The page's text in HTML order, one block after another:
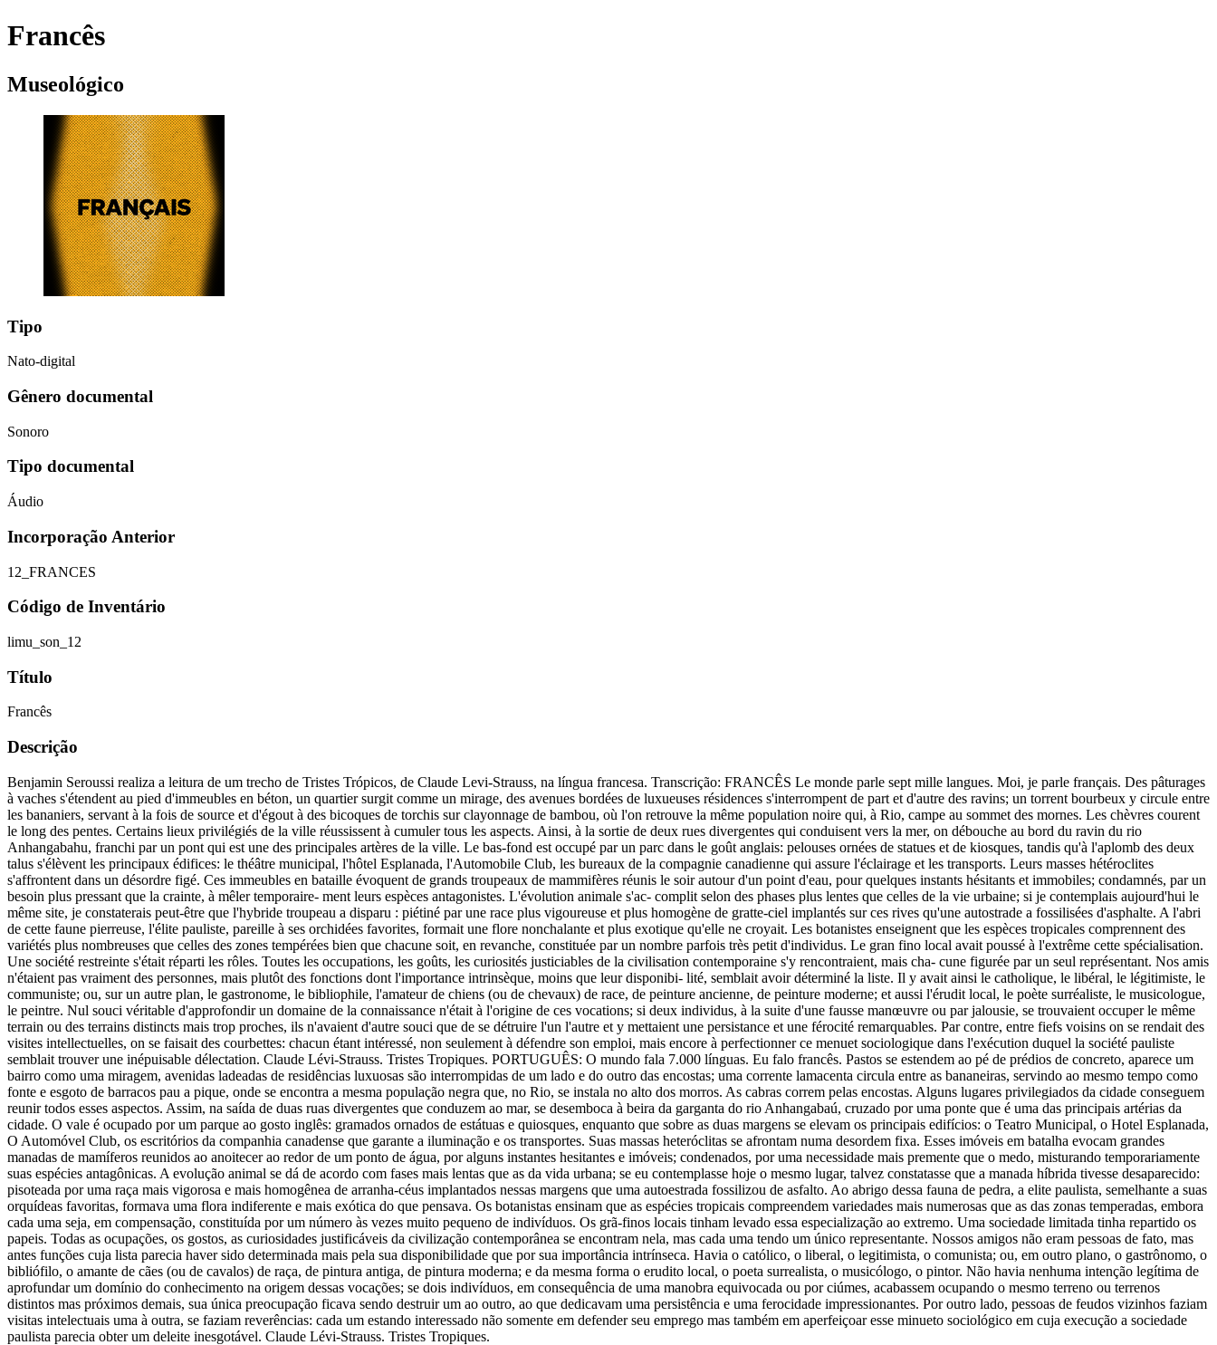
Francês
Museológico
Tipo
Nato-digital
Gênero documental
Sonoro
Tipo documental
Áudio
Incorporação Anterior
12_FRANCES
Código de Inventário
limu_son_12
Título
Francês
Descrição
Benjamin Seroussi realiza a leitura de um trecho de Tristes Trópicos, de Claude Levi-Strauss, na língua francesa. Transcrição: FRANCÊS Le monde parle sept mille langues. Moi, je parle français. Des pâturages
à vaches s'étendent au pied d'immeubles en béton, un quartier surgit comme un mirage, des avenues bordées de luxueuses résidences s'interrompent de part et d'autre des ravins; un torrent bourbeux y circule entre
les bananiers, servant à la fois de source et d'égout à des bicoques de torchis sur clayonnage de bambou, où l'on retrouve la même population noire qui, à Rio, campe au sommet des mornes. Les chèvres courent
le long des pentes. Certains lieux privilégiés de la ville réussissent à cumuler tous les aspects. Ainsi, à la sortie de deux rues divergentes qui conduisent vers la mer, on débouche au bord du ravin du rio
Anhangabahu, franchi par un pont qui est une des principales artères de la ville. Le bas-fond est occupé par un parc dans le goût anglais: pelouses ornées de statues et de kiosques, tandis qu'à l'aplomb des deux
talus s'élèvent les principaux édifices: le théâtre municipal, l'hôtel Esplanada, l'Automobile Club, les bureaux de la compagnie canadienne qui assure l'éclairage et les transports. Leurs masses hétéroclites
s'affrontent dans un désordre figé. Ces immeubles en bataille évoquent de grands troupeaux de mammifères réunis le soir autour d'un point d'eau, pour quelques instants hésitants et immobiles; condamnés, par un
besoin plus pressant que la crainte, à mêler temporaire- ment leurs espèces antagonistes. L'évolution animale s'ac- complit selon des phases plus lentes que celles de la vie urbaine; si je contemplais aujourd'hui le
même site, je constaterais peut-être que l'hybride troupeau a disparu : piétiné par une race plus vigoureuse et plus homogène de gratte-ciel implantés sur ces rives qu'une autostrade a fossilisées d'asphalte. A l'abri
de cette faune pierreuse, l'élite pauliste, pareille à ses orchidées favorites, formait une flore nonchalante et plus exotique qu'elle ne croyait. Les botanistes enseignent que les espèces tropicales comprennent des
variétés plus nombreuses que celles des zones tempérées bien que chacune soit, en revanche, constituée par un nombre parfois très petit d'individus. Le gran fino local avait poussé à l'extrême cette spécialisation.
Une société restreinte s'était réparti les rôles. Toutes les occupations, les goûts, les curiosités justiciables de la civilisation contemporaine s'y rencontraient, mais cha- cune figurée par un seul représentant. Nos amis
n'étaient pas vraiment des personnes, mais plutôt des fonctions dont l'importance intrinsèque, moins que leur disponibi- lité, semblait avoir déterminé la liste. Il y avait ainsi le catholique, le libéral, le légitimiste, le
communiste; ou, sur un autre plan, le gastronome, le bibliophile, l'amateur de chiens (ou de chevaux) de race, de peinture ancienne, de peinture moderne; et aussi l'érudit local, le poète surréaliste, le musicologue,
le peintre. Nul souci véritable d'approfondir un domaine de la connaissance n'était à l'origine de ces vocations; si deux individus, à la suite d'une fausse manœuvre ou par jalousie, se trouvaient occuper le même
terrain ou des terrains distincts mais trop proches, ils n'avaient d'autre souci que de se détruire l'un l'autre et y mettaient une persistance et une férocité remarquables. Par contre, entre fiefs voisins on se rendait des
visites intellectuelles, on se faisait des courbettes: chacun étant intéressé, non seulement à défendre son emploi, mais encore à perfectionner ce menuet sociologique dans l'exécution duquel la société pauliste
semblait trouver une inépuisable délectation. Claude Lévi-Strauss. Tristes Tropiques. PORTUGUÊS: O mundo fala 7.000 línguas. Eu falo francês. Pastos se estendem ao pé de prédios de concreto, aparece um
bairro como uma miragem, avenidas ladeadas de residências luxuosas são interrompidas de um lado e do outro das encostas; uma corrente lamacenta circula entre as bananeiras, servindo ao mesmo tempo como
fonte e esgoto de barracos pau a pique, onde se encontra a mesma população negra que, no Rio, se instala no alto dos morros. As cabras correm pelas encostas. Alguns lugares privilegiados da cidade conseguem
reunir todos esses aspectos. Assim, na saída de duas ruas divergentes que conduzem ao mar, se desemboca à beira da garganta do rio Anhangabaú, cruzado por uma ponte que é uma das principais artérias da
cidade. O vale é ocupado por um parque ao gosto inglês: gramados ornados de estátuas e quiosques, enquanto que sobre as duas margens se elevam os principais edifícios: o Teatro Municipal, o Hotel Esplanada,
O Automóvel Club, os escritórios da companhia canadense que garante a iluminação e os transportes. Suas massas heteróclitas se afrontam numa desordem fixa. Esses imóveis em batalha evocam grandes
manadas de mamíferos reunidos ao anoitecer ao redor de um ponto de água, por alguns instantes hesitantes e imóveis; condenados, por uma necessidade mais premente que o medo, misturando temporariamente
suas espécies antagônicas. A evolução animal se dá de acordo com fases mais lentas que as da vida urbana; se eu contemplasse hoje o mesmo lugar, talvez constatasse que a manada híbrida tivesse desaparecido:
pisoteada por uma raça mais vigorosa e mais homogênea de arranha-céus implantados nessas margens que uma autoestrada fossilizou de asfalto. Ao abrigo dessa fauna de pedra, a elite paulista, semelhante a suas
orquídeas favoritas, formava uma flora indiferente e mais exótica do que pensava. Os botanistas ensinam que as espécies tropicais compreendem variedades mais numerosas que as das zonas temperadas, embora
cada uma seja, em compensação, constituída por um número às vezes muito pequeno de indivíduos. Os grã-finos locais tinham levado essa especialização ao extremo. Uma sociedade limitada tinha repartido os
papeis. Todas as ocupações, os gostos, as curiosidades justificáveis da civilização contemporânea se encontram nela, mas cada uma tendo um único representante. Nossos amigos não eram pessoas de fato, mas
antes funções cuja lista parecia haver sido determinada mais pela sua disponibilidade que por sua importância intrínseca. Havia o católico, o liberal, o legitimista, o comunista; ou, em outro plano, o gastrônomo, o
bibliófilo, o amante de cães (ou de cavalos) de raça, de pintura antiga, de pintura moderna; e da mesma forma o erudito local, o poeta surrealista, o musicólogo, o pintor. Não havia nenhuma intenção legítima de
aprofundar um domínio do conhecimento na origem dessas vocações; se dois indivíduos, em consequência de uma manobra equivocada ou por ciúmes, acabassem ocupando o mesmo terreno ou terrenos
distintos mas próximos demais, sua única preocupação ficava sendo destruir um ao outro, ao que dedicavam uma persistência e uma ferocidade impressionantes. Por outro lado, pessoas de feudos vizinhos faziam
visitas intelectuais uma à outra, se faziam reverências: cada um estando interessado não somente em defender seu emprego mas também em aperfeiçoar esse minueto sociológico em cuja execução a sociedade
paulista parecia obter um deleite inesgotável. Claude Lévi-Strauss. Tristes Tropiques.